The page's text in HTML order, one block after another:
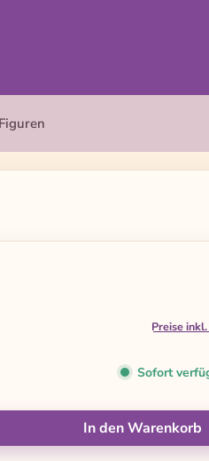
Preise
Sofort
Wert ein
In den Warenkorb